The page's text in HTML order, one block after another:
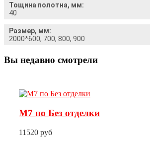
Тощина полотна, мм:
40
Размер, мм:
2000*600, 700, 800, 900
Вы недавно смотрели
М7 по Без отделки
11520 руб